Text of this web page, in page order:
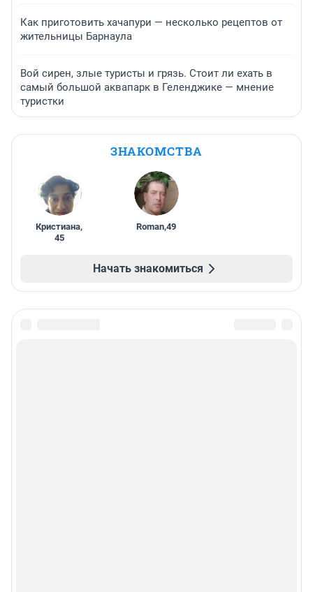
Как приготовить хачапури — несколько рецептов от
жительницы Барнаула
Вой сирен, злые туристы и грязь. Стоит ли ехать в
самый большой аквапарк в Геленджике — мнение
туристки
ЗНАКОМСТВА
Кристиана,
45
Roman,49
Начать знакомиться